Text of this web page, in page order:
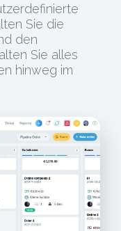
Sie die
den
Sie alles
hinweg im